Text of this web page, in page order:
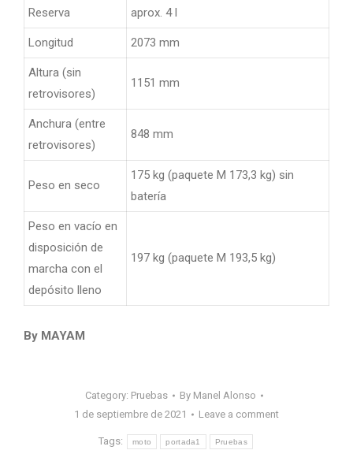
Reserva aprox. 4 l
Longitud 2073 mm
Altura (sin
retrovisores)
1151 mm
Anchura (entre
retrovisores)
848 mm
Peso en seco
175 kg (paquete M 173,3 kg) sin
batería
Peso en vacío en
disposición de
marcha con el
depósito lleno
197 kg (paquete M 193,5 kg)
By MAYAM
Category: Pruebas By Manel Alonso
1 de septiembre de 2021
Leave a comment
Tags: moto portada1 Pruebas